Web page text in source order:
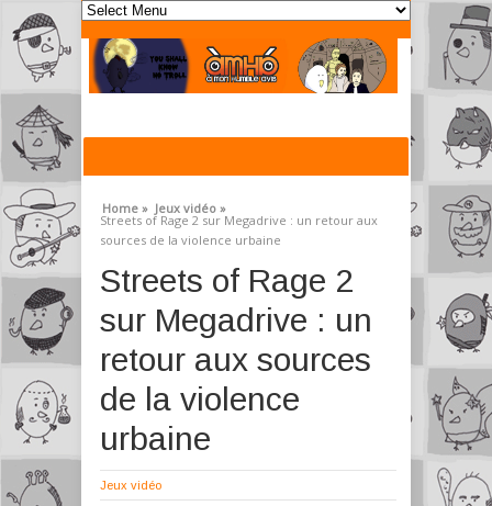
Home » Jeux vidéo »
Streets of Rage 2 sur Megadrive : un retour aux
sources de la violence urbaine
Streets of Rage 2
sur Megadrive : un
retour aux sources
de la violence
urbaine
Jeux vidéo